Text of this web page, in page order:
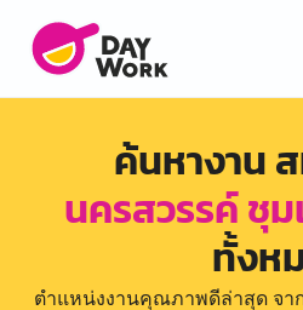
ค้นหางาน
นครสวรรค์ ชุ
ทั้งห
ตำแหน่งงานคุณภาพดีล่าสุด จ